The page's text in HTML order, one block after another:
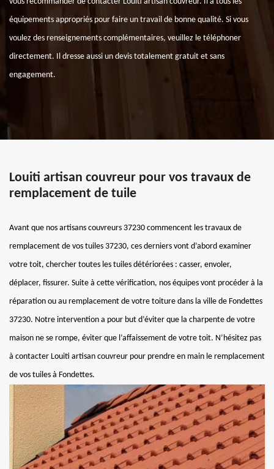
équipements appropriés pour faire un travail de bonne qualité. Si vous
voulez des renseignements complémentaires, veuillez le téléphoner
directement. Il dresse aussi un devis totalement gratuit et sans
engagement.
Louiti artisan couvreur pour vos travaux de
remplacement de tuile
Avant que nos artisans couvreurs 37230 commencent les travaux de
remplacement de vos tuiles 37230, ces derniers vont d’abord examiner
votre toit, chercher toutes les tuiles détériorées : casser, envoler,
déplacer, fissurer. Suite à cette vérification, nos équipes vont procéder à la
réparation ou au remplacement de votre toiture dans la ville de Fondettes
37230. Notre intervention a pour but d’éviter que la charpente de votre
maison ne se rompe, éviter que l’affaissement de votre toit. N’hésitez pas
à contacter Louiti artisan couvreur pour prendre en main le remplacement
de vos tuiles à Fondettes.